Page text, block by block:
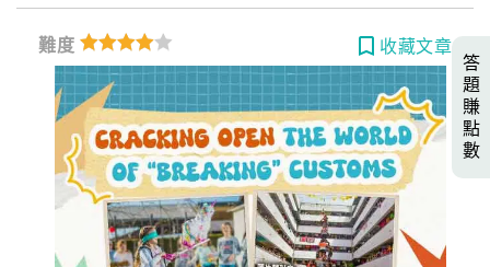
難度 收藏文章
答
題
賺
點
數